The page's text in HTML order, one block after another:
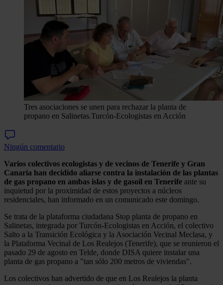
Tres asociaciones se unen para rechazar la planta de
propano en Salinetas.Turcón-Ecologistas en Acción
Ningún comentario
Varios colectivos ecologistas y de vecinos de Tenerife y Gran
Canaria han decidido aliarse contra la instalación de las plantas
de gas propano en ambas islas y de gasoil en Tenerife ante su
inquietud por la proximidad de estos proyectos a núcleos
residenciales, han informado en un comunicado este domingo.
Se trata de la plataforma ciudadana Stop planta de propano en
Salinetas, integrada por Turcón-Ecologistas en Acción, el colectivo
Salto a la Transición Ecológica y la Asociación Vecinal Meclasa, y
la Plataforma Vecinal de Los Realejos (Tenerife), que se reunieron el
pasado 29 de agosto en Telde, donde DISA quiere instalar una
planta de gas propano a "tan sólo 200 metros de viviendas".
Los colectivos han advertido de que en Los Realejos la planta